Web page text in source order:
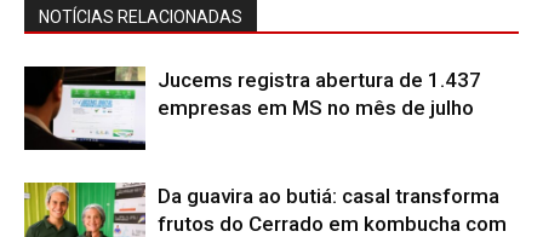
NOTÍCIAS RELACIONADAS
Jucems registra abertura de 1.437
empresas em MS no mês de julho
Da guavira ao butiá: casal transforma
frutos do Cerrado em kombucha com